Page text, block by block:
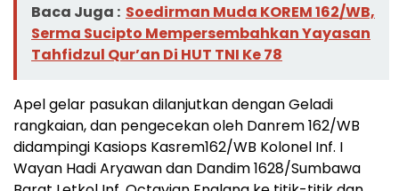
Baca Juga : Soedirman Muda KOREM 162/WB,
Serma Sucipto Mempersembahkan Yayasan
Tahfidzul Qur’an Di HUT TNI Ke 78
Apel gelar pasukan dilanjutkan dengan Geladi
rangkaian, dan pengecekan oleh Danrem 162/WB
didampingi Kasiops Kasrem162/WB Kolonel Inf. I
Wayan Hadi Aryawan dan Dandim 1628/Sumbawa